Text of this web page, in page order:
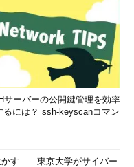
サーバーの公開鍵管理を効率
るには？ ssh-keyscanコマン
かす――東京大学がサイバー